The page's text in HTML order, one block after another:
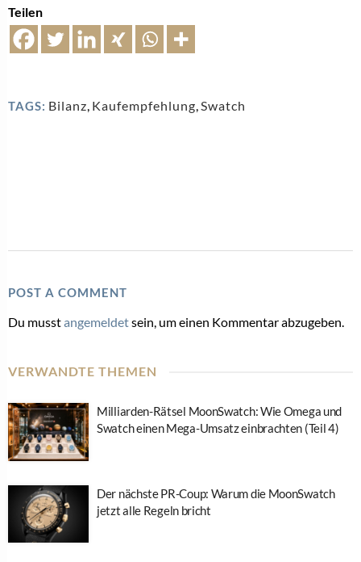
Teilen
TAGS: Bilanz, Kaufempfehlung,Swatch
POST A COMMENT
Du musstangemeldetsein, um einen Kommentar abzugeben.
VERWANDTE THEMEN
Milliarden-Rätsel MoonSwatch: Wie Omega und
Swatch einen Mega-Umsatz einbrachten (Teil 4)
Der nächste PR-Coup: Warum die MoonSwatch
jetzt alle Regeln bricht